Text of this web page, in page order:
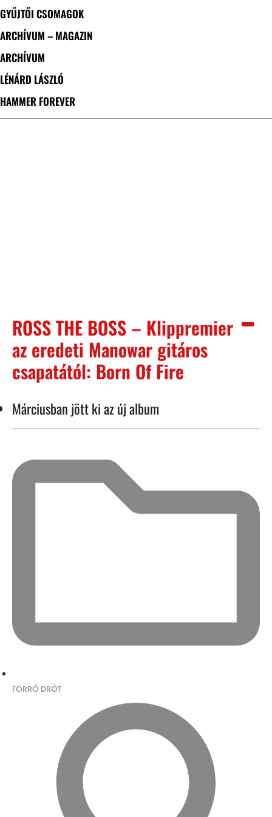
GYŰJTŐI CSOMAGOK
ARCHÍVUM – MAGAZIN
ARCHÍVUM
LÉNÁRD LÁSZLÓ
HAMMER FOREVER
ROSS THE BOSS – Klippremier
az eredeti Manowar gitáros
csapatától: Born Of Fire
Márciusban jött ki az új album
FORRÓ DRÓT